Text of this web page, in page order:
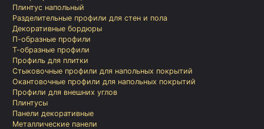
Плинтус напольный
Разделительные профили для стен и пола
Декоративные бордюры
П-образные профили
Т-образные профили
Профиль для плитки
Стыковочные профили для напольных покрытий
Окантовочные профили для напольных покрытий
Профили для внешних углов
Плинтусы
Панели декоративные
Металлические панели